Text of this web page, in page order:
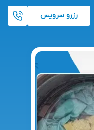
رزرو سرویس